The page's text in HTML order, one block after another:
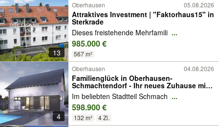
13
Oberhausen 05.08.2026
Attraktives Investment | "Faktorhaus15" in
Sterkrade
Dieses freistehende Mehrfamili ...
985.000 €
567 m²
4
Oberhausen 04.08.2026
Familienglück in Oberhausen-
Schmachtendorf - Ihr neues Zuhause mit
Freiraum
Im beliebten Stadtteil Schmach ...
598.900 €
132 m² 4 Zi.